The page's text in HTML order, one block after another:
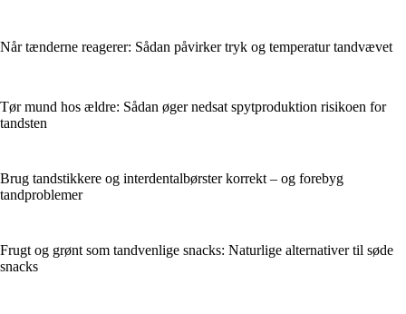
Når tænderne reagerer: Sådan påvirker tryk og temperatur tandvævet
Tør mund hos ældre: Sådan øger nedsat spytproduktion risikoen for
tandsten
Brug tandstikkere og interdentalbørster korrekt – og forebyg
tandproblemer
Frugt og grønt som tandvenlige snacks: Naturlige alternativer til søde
snacks